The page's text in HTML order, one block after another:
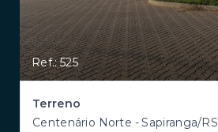
Ref.: 525
Terreno
Centenário Norte - Sapiranga/RS